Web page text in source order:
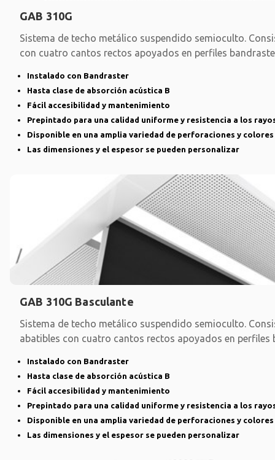
GAB 310G
Sistema de techo metálico suspendido semioculto.
con cuatro cantos rectos apoyados en perfiles
Instalado con Bandraster
Hasta clase de absorción acústica B
Fácil accesibilidad y mantenimiento
Prepintado para una calidad uniforme y resistencia a los
Disponible en una amplia variedad de perforaciones y colores
Las dimensiones y el espesor se pueden personalizar
GAB 310G Basculante
Sistema de techo metálico suspendido semioculto.
abatibles con cuatro cantos rectos apoyados en perfiles
Instalado con Bandraster
Hasta clase de absorción acústica B
Fácil accesibilidad y mantenimiento
Prepintado para una calidad uniforme y resistencia a los
Disponible en una amplia variedad de perforaciones y colores
Las dimensiones y el espesor se pueden personalizar